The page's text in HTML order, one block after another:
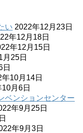
い 2022年12月23日
年12月18日
年12月15日
月25日
年10月14日
月6日
ベンションセンター
年9月25日
年9月3日